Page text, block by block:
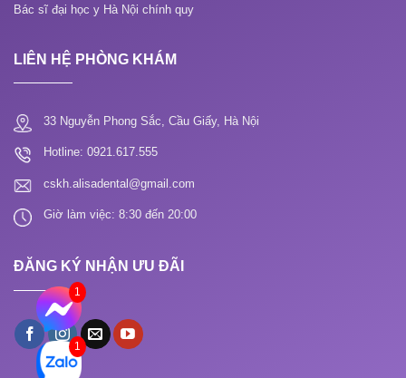
Bác sĩ đại học y Hà Nội chính quy
LIÊN HỆ PHÒNG KHÁM
33 Nguyễn Phong Sắc, Cầu Giấy, Hà Nội
Hotline: 0921.617.555
cskh.alisadental@gmail.com
Giờ làm việc: 8:30 đến 20:00
ĐĂNG KÝ NHẬN ƯU ĐÃI
1
1